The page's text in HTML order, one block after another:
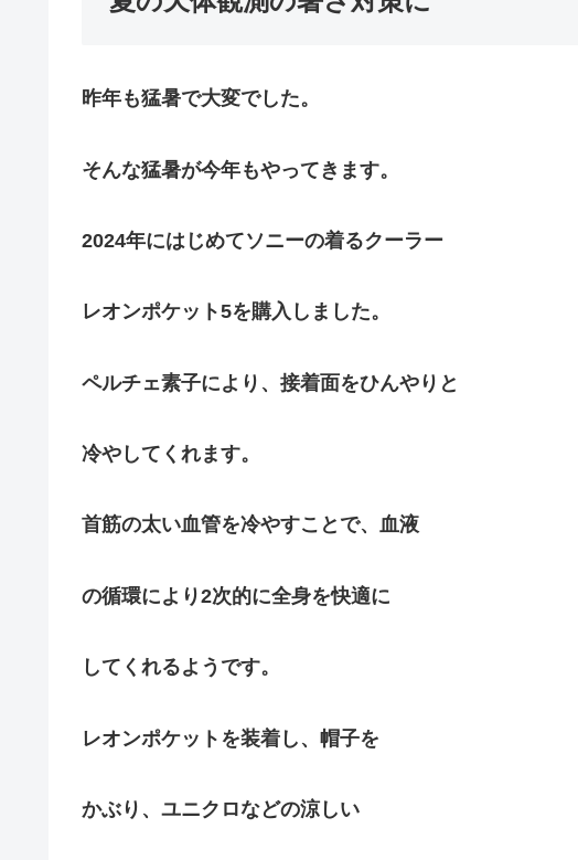
昨年も猛暑で大変でした。
そんな猛暑が今年もやってきます。
2024年にはじめてソニーの着るクーラー
レオンポケット5を購入しました。
ペルチェ素子により、接着面をひんやりと
冷やしてくれます。
首筋の太い血管を冷やすことで、血液
の循環により2次的に全身を快適に
してくれるようです。
レオンポケットを装着し、帽子を
かぶり、ユニクロなどの涼しい